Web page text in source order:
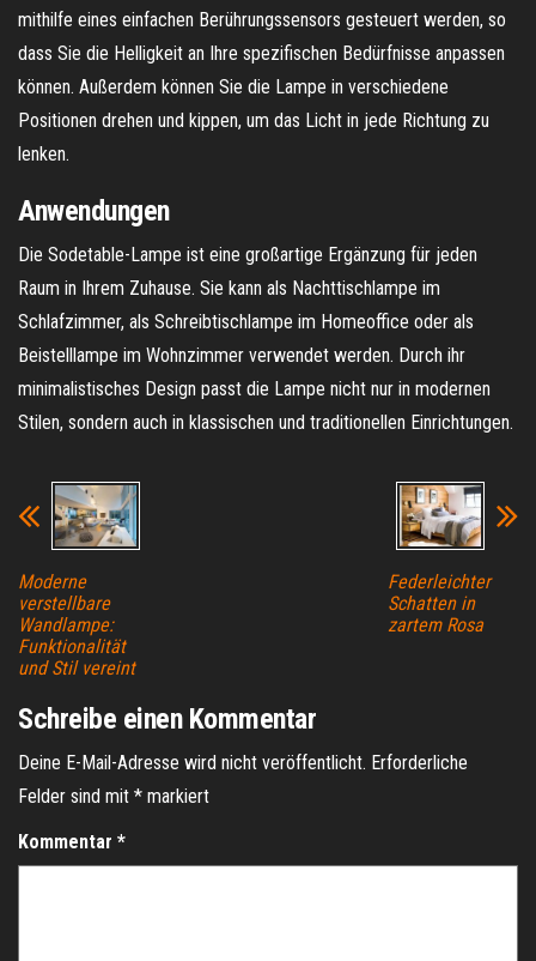
mithilfe eines einfachen Berührungssensors gesteuert werden, so
dass Sie die Helligkeit an Ihre spezifischen Bedürfnisse anpassen
können. Außerdem können Sie die Lampe in verschiedene
Positionen drehen und kippen, um das Licht in jede Richtung zu
lenken.
Anwendungen
Die Sodetable-Lampe ist eine großartige Ergänzung für jeden
Raum in Ihrem Zuhause. Sie kann als Nachttischlampe im
Schlafzimmer, als Schreibtischlampe im Homeoffice oder als
Beistelllampe im Wohnzimmer verwendet werden. Durch ihr
minimalistisches Design passt die Lampe nicht nur in modernen
Stilen, sondern auch in klassischen und traditionellen Einrichtungen.
Moderne
verstellbare
Wandlampe:
Funktionalität
und Stil vereint
Federleichter
Schatten in
zartem Rosa
Schreibe einen Kommentar
Deine E-Mail-Adresse wird nicht veröffentlicht. Erforderliche
Felder sind mit * markiert
Kommentar *